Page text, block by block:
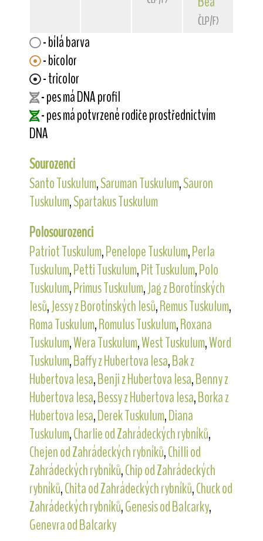
ČLP/FXH/28664
- bílá barva
- bicolor
- tricolor
- pes má DNA profil
- pes má potvrzené rodiče prostřednictvím
DNA
Sourozenci
Santo Tuskulum,Saruman Tuskulum,Sauron
Tuskulum,Spartakus Tuskulum
Polosourozenci
Patriot Tuskulum,Penelope Tuskulum,Perla
Tuskulum,Petti Tuskulum,Pit Tuskulum,Polo
Tuskulum,Primus Tuskulum,Jag z Borotínských
lesů,Jessy z Borotínských lesů,Remus Tuskulum,
Roma Tuskulum,Romulus Tuskulum,Roxana
Tuskulum,Wera Tuskulum,West Tuskulum,Word
Tuskulum,Baffy z Hubertova lesa,Bak z
Hubertova lesa,Benji z Hubertova lesa,Benny z
Hubertova lesa,Bessy z Hubertova lesa,Borka z
Hubertova lesa,Derek Tuskulum,Diana
Tuskulum,Charlie od Zahrádeckých rybníků,
Chejen od Zahrádeckých rybníků,Chilli od
Zahrádeckých rybníků,Chip od Zahrádeckých
rybníků,Chita od Zahrádeckých rybníků,Chuck od
Zahrádeckých rybníků,Genesis od Balcarky,
Genevra od Balcarky